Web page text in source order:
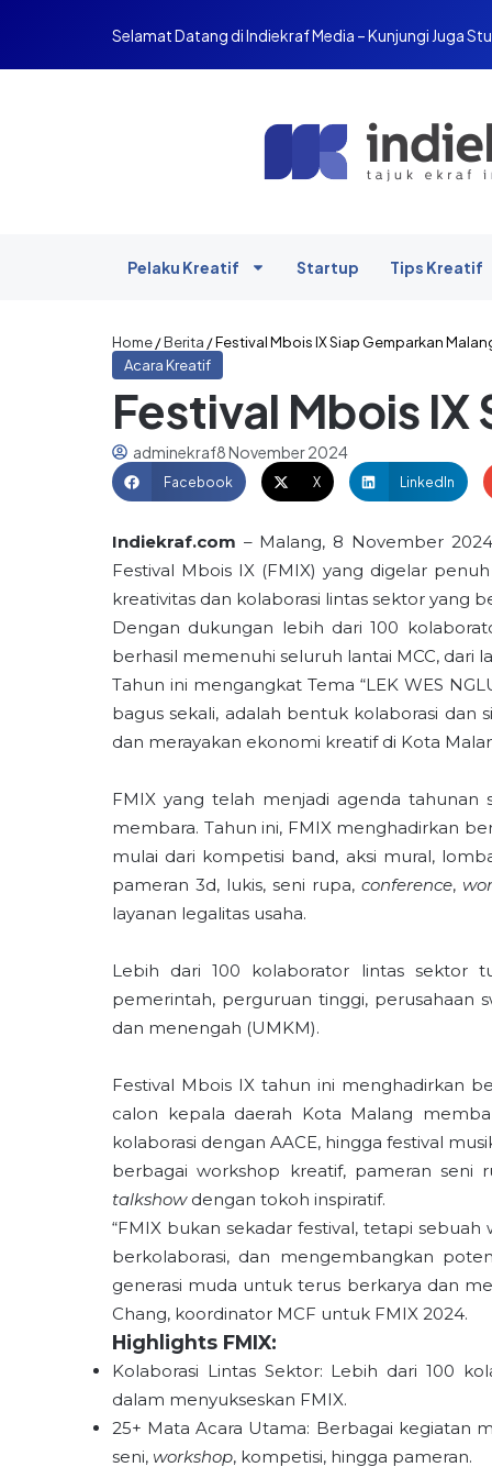
Selamat Datang di Indiekraf Media – Kunjungi Juga
Pelaku Kreatif Startup Tips Kreatif
Home/Berita /Festival Mbois IX Siap Gemparkan
Acara Kreatif
Festival Mbois IX
adminekraf8 November 2024
Facebook X LinkedIn
Indiekraf.com – Malang, 8 November
Festival Mbois IX (FMIX) yang digelar
kreativitas dan kolaborasi lintas sektor yang
Dengan dukungan lebih dari 100
berhasil memenuhi seluruh lantai MCC, dari
Tahun ini mengangkat Tema “LEK WES
bagus sekali, adalah bentuk kolaborasi dan
dan merayakan ekonomi kreatif di Kota
FMIX yang telah menjadi agenda tahunan
membara. Tahun ini, FMIX menghadirkan
mulai dari kompetisi band, aksi mural,
pameran 3d, lukis, seni rupa, conference,
layanan legalitas usaha.
Lebih dari 100 kolaborator lintas sektor
pemerintah, perguruan tinggi, perusahaan
dan menengah (UMKM).
Festival Mbois IX tahun ini menghadirkan
calon kepala daerah Kota Malang
kolaborasi dengan AACE, hingga festival
berbagai workshop kreatif, pameran seni
talkshowdengan tokoh inspiratif.
“FMIX bukan sekadar festival, tetapi
berkolaborasi, dan mengembangkan
generasi muda untuk terus berkarya dan
Chang, koordinator MCF untuk FMIX 2024.
Highlights FMIX:
Kolaborasi Lintas Sektor: Lebih dari 100
dalam menyukseskan FMIX.
25+ Mata Acara Utama: Berbagai kegiatan
seni, workshop, kompetisi, hingga pameran.